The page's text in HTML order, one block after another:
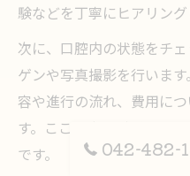
験などを丁寧にヒアリング
次に、口腔内の状態をチ
ゲンや写真撮影を行いま
容や進行の流れ、費用に
す。ここで患者が疑問や
です。
042-482-